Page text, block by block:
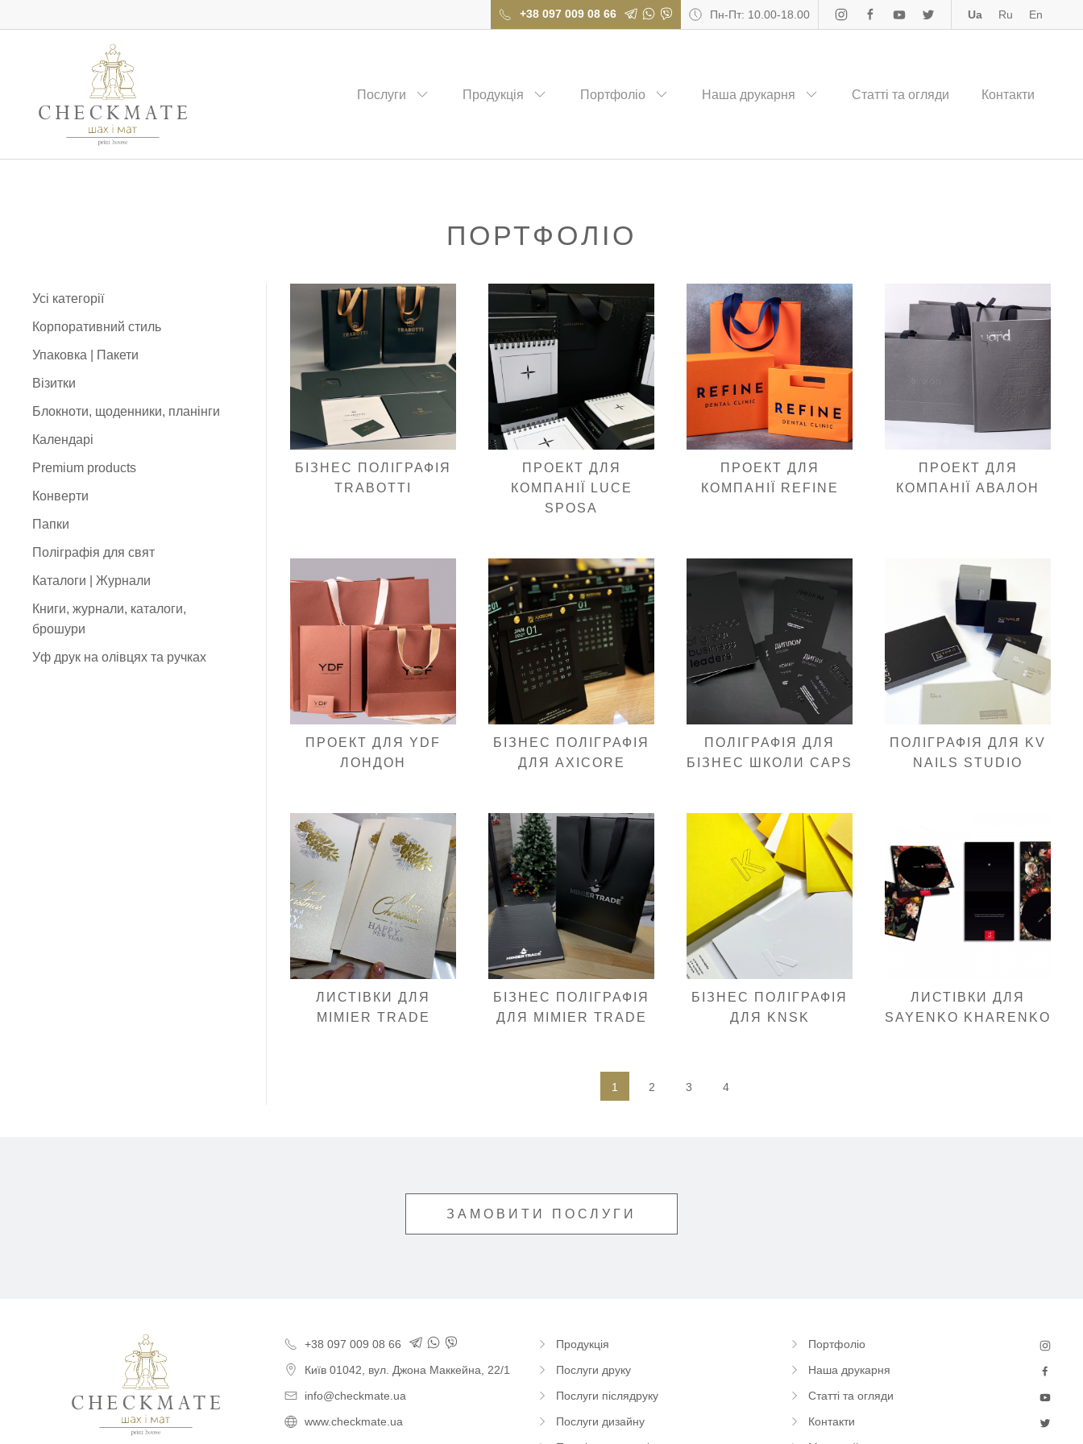
+38 097 009 08 66 Пн-Пт: 10.00-18.00 Ua Ru En
Послуги Продукція Портфоліо Наша друкарня Статті та огляди Контакти
ПОРТФОЛІО
Усі категорії
Корпоративний стиль
Упаковка | Пакети
Візитки
Блокноти, щоденники, планінги
Календарі
Premium products
Конверти
Папки
Поліграфія для свят
Каталоги | Журнали
Книги, журнали, каталоги,
брошури
Уф друк на олівцях та ручках
БІЗНЕС ПОЛІГРАФІЯ
TRABOTTI
ПРОЕКТ ДЛЯ
КОМПАНІЇ LUCE
SPOSA
ПРОЕКТ ДЛЯ
КОМПАНІЇ REFINE
ПРОЕКТ ДЛЯ
КОМПАНІЇ АВАЛОН
ПРОЕКТ ДЛЯ YDF
ЛОНДОН
БІЗНЕС ПОЛІГРАФІЯ
ДЛЯ AXICORE
ПОЛІГРАФІЯ ДЛЯ
БІЗНЕС ШКОЛИ CAPS
ПОЛІГРАФІЯ ДЛЯ KV
NAILS STUDIO
ЛИСТІВКИ ДЛЯ
MIMIER TRADE
БІЗНЕС ПОЛІГРАФІЯ
ДЛЯ MIMIER TRADE
БІЗНЕС ПОЛІГРАФІЯ
ДЛЯ KNSK
ЛИСТІВКИ ДЛЯ
SAYENKO KHARENKO
1 2 3 4
ЗАМОВИТИ ПОСЛУГИ
Поліграфія для бізнесу, упаковка, виробництво книг та журналів – друкарський дім CHECKMATE
+38 097 009 08 66
Київ01042, вул. Джона Маккейна, 22/1
info@checkmate.ua
www.checkmate.ua
Продукція
Послуги друку
Послуги післядруку
Послуги дизайну
Портфоліо
Наша друкарня
Статті та огляди
Контакти